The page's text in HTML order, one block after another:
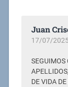
Juan
17/07/
SEGUIMOS
DE VIDA